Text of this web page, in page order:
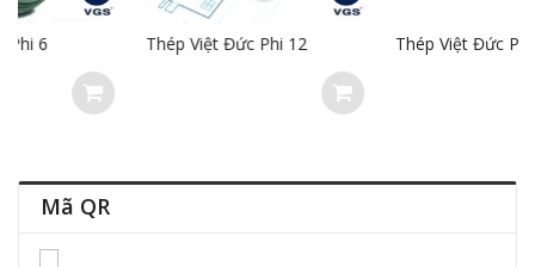
Thép Việt Đức Phi 12 Thép Việt Đức Phi 22
Mã QR